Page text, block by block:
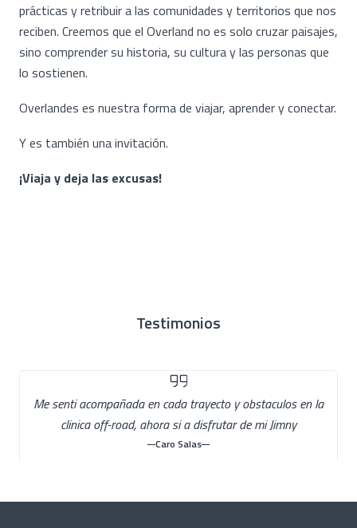
prácticas y retribuir a las comunidades y territorios que nos
reciben. Creemos que el Overland no es solo cruzar paisajes,
sino comprender su historia, su cultura y las personas que
lo sostienen.
Overlandes es nuestra forma de viajar, aprender y conectar.
Y es también una invitación.
¡Viaja y deja las excusas!
Testimonios
Me senti acompañada en cada trayecto y obstaculos en la
clinica off-road, ahora si a disfrutar de mi Jimny
Caro Salas